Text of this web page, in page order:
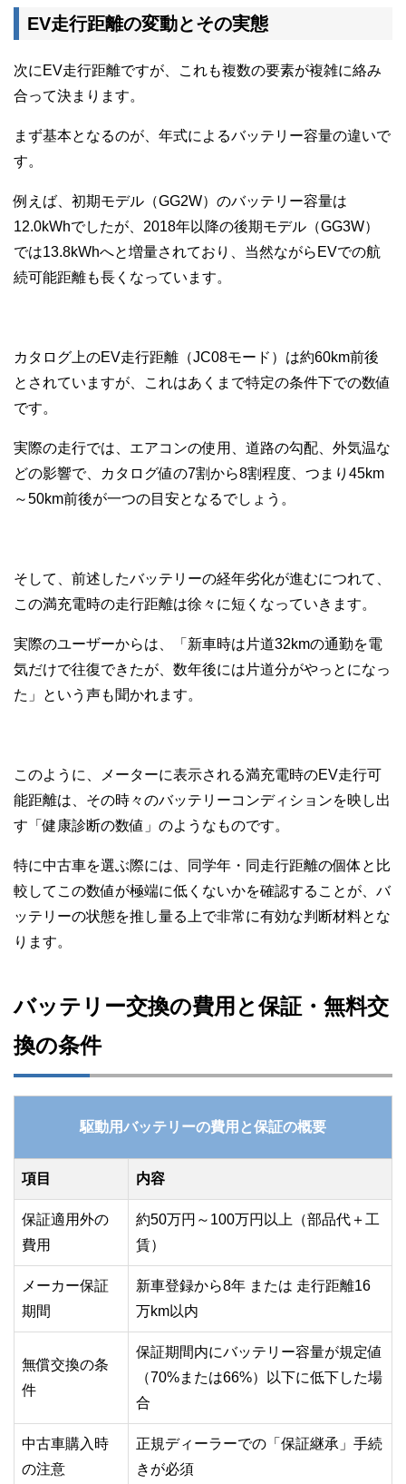
EV走行距離の変動とその実態
次にEV走行距離ですが、これも複数の要素が複雑に絡み
合って決まります。
まず基本となるのが、年式によるバッテリー容量の違いで
す。
例えば、初期モデル（GG2W）のバッテリー容量は
12.0kWhでしたが、2018年以降の後期モデル（GG3W）
では13.8kWhへと増量されており、当然ながらEVでの航
続可能距離も長くなっています。
カタログ上のEV走行距離（JC08モード）は約60km前後
とされていますが、これはあくまで特定の条件下での数値
です。
実際の走行では、エアコンの使用、道路の勾配、外気温な
どの影響で、カタログ値の7割から8割程度、つまり45km
～50km前後が一つの目安となるでしょう。
そして、前述したバッテリーの経年劣化が進むにつれて、
この満充電時の走行距離は徐々に短くなっていきます。
実際のユーザーからは、「新車時は片道32kmの通勤を電
気だけで往復できたが、数年後には片道分がやっとになっ
た」という声も聞かれます。
このように、メーターに表示される満充電時のEV走行可
能距離は、その時々のバッテリーコンディションを映し出
す「健康診断の数値」のようなものです。
特に中古車を選ぶ際には、同学年・同走行距離の個体と比
較してこの数値が極端に低くないかを確認することが、バ
ッテリーの状態を推し量る上で非常に有効な判断材料とな
ります。
バッテリー交換の費用と保証・無料交
換の条件
駆動用バッテリーの費用と保証の概要
項目 内容
保証適用外の
費用
約50万円～100万円以上（部品代＋工
賃）
メーカー保証
期間
新車登録から8年 または 走行距離16
万km以内
無償交換の条
件
保証期間内にバッテリー容量が規定値
（70%または66%）以下に低下した場
合
中古車購入時
の注意
正規ディーラーでの「保証継承」手続
きが必須